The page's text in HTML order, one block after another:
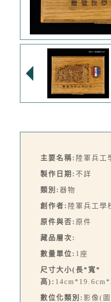
主要名稱: 陸軍兵工
製作日期: 不詳
類別: 器物
創作者: 陸軍兵工學
原件與否: 原件
藏品層次:
數量單位: 1座
尺寸大小(長*寬*
高):
數位化類別: 影像(